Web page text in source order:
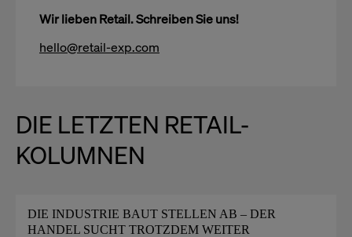
Wir lieben Retail. Schreiben Sie uns!
hello@retail-exp.com
DIE LETZTEN RETAIL-
KOLUMNEN
DIE INDUSTRIE BAUT STELLEN AB – DER
HANDEL SUCHT TROTZDEM WEITER